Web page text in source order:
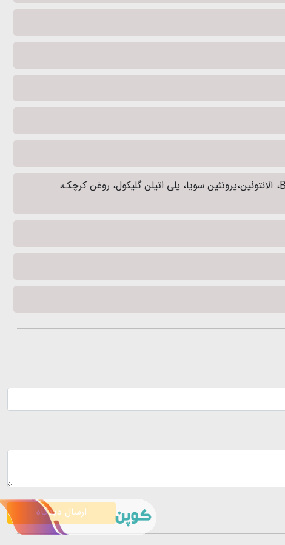
آب مقطر، دایمتیکون، گلیسرین، کاپرلیک/کاپریک تری گلیسرید، عصاره عسل، عصاره گل رز، پیش ساز ویتامین B5، آلانتوئین،پروتئین سویا، پلی اتیلن گلیکول، روغن کرچک،
ارسال دیدگاه